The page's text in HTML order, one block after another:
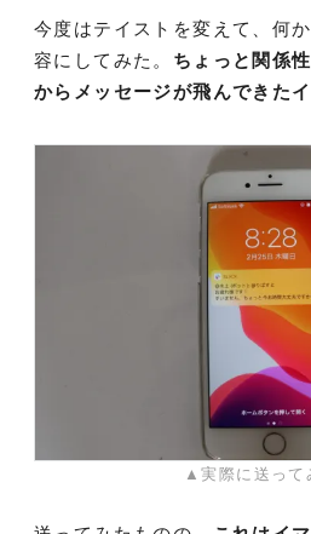
今度はテイストを変えて、何
容にしてみた。 ちょっと関係
からメッセージが飛んできたイ
▲実際に送って